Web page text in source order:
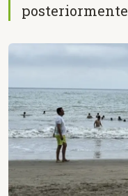
posteriormente